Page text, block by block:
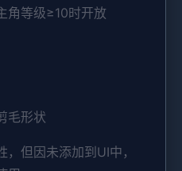
角等级≥10时开放
毛形状
但因未添加到UI中，